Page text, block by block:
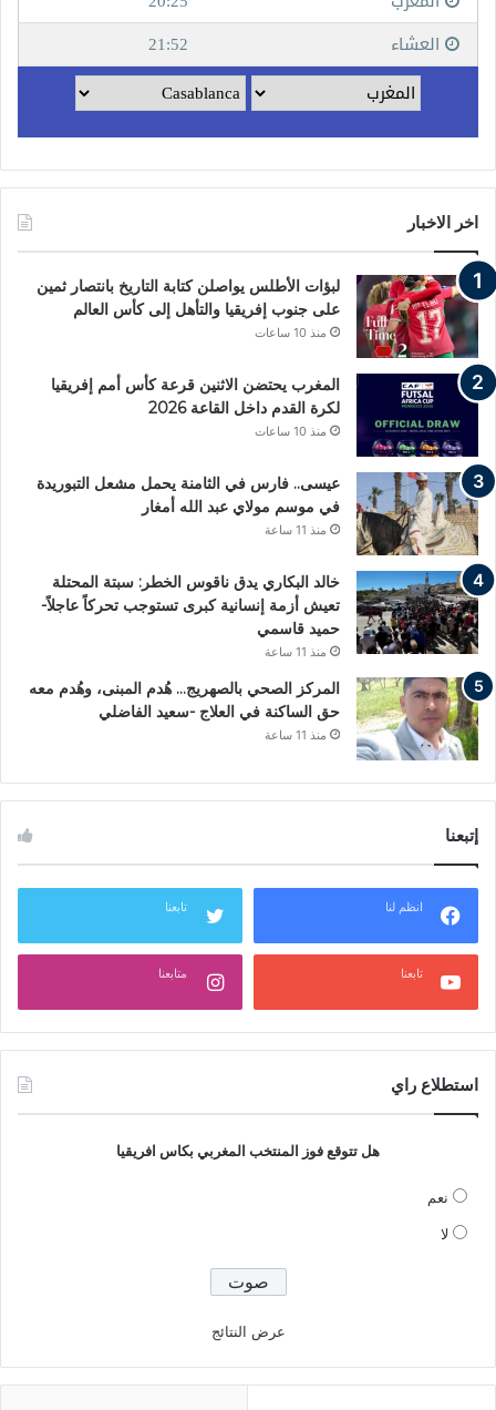
اخر الاخبار
لبؤات الأطلس يواصلن كتابة التاريخ بانتصار ثمين
على جنوب إفريقيا والتأهل إلى كأس العالم
منذ 10 ساعات
المغرب يحتضن الاثنين قرعة كأس أمم إفريقيا
لكرة القدم داخل القاعة 2026
منذ 10 ساعات
عيسى.. فارس في الثامنة يحمل مشعل التبوريدة
في موسم مولاي عبد الله أمغار
منذ 11 ساعة
خالد البكاري يدق ناقوس الخطر: سبتة المحتلة
تعيش أزمة إنسانية كبرى تستوجب تحركاً عاجلاً-
حميد قاسمي
منذ 11 ساعة
المركز الصحي بالصهريج… هُدم المبنى، وهُدم معه
حق الساكنة في العلاج -سعيد الفاضلي
منذ 11 ساعة
إتبعنا
انظم لنا تابعنا
تابعنا متابعنا
استطلاع راي
هل تتوقع فوز المنتخب المغربي بكاس افريقيا
نعم
لا
عرض النتائج